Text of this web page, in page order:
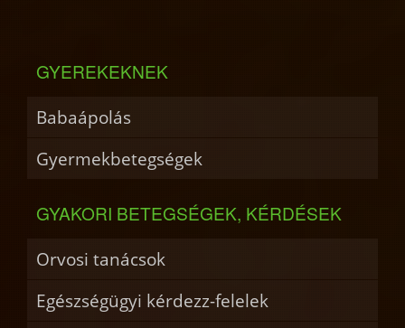
GYEREKEKNEK
Babaápolás
Gyermekbetegségek
GYAKORI BETEGSÉGEK, KÉRDÉSEK
Orvosi tanácsok
Egészségügyi kérdezz-felelek